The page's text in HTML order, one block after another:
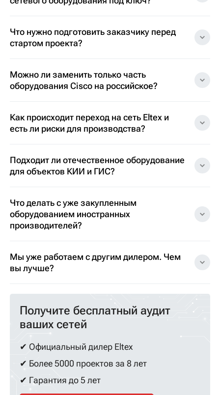
Что нужно подготовить заказчику перед
стартом проекта?
Можно ли заменить только часть
оборудования Cisco на российское?
Как происходит переход на сеть Eltex и
есть ли риски для производства?
Подходит ли отечественное оборудование
для объектов КИИ и ГИС?
Что делать с уже закупленным
оборудованием иностранных
производителей?
Мы уже работаем с другим дилером. Чем
вы лучше?
Получите бесплатный аудит
ваших сетей
✔ Официальный дилер Eltex
✔ Более 5000 проектов за 8 лет
✔ Гарантия до 5 лет